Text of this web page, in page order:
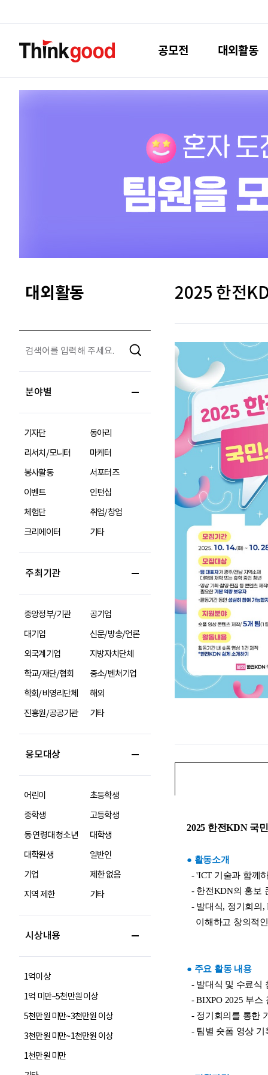
공모전 대외활동
대외활동
분야별
기자단
동아리
리서치/모니터
마케터
봉사활동
서포터즈
이벤트
인턴십
체험단
취업/창업
크리에이터
기타
주최기관
중앙정부/기관
공기업
대기업
신문/방송/언론
외국계기업
지방자치단체
학교/재단/협회
중소/벤처기업
학회/비영리단체
해외
진흥원/공공기관
기타
응모대상
어린이
초등학생
중학생
고등학생
동 연령대 청소년
대학생
대학원생
일반인
기업
제한 없음
지역 제한
기타
시상내용
1억이상
1억 미만~5천만원 이상
5천만원 미만~3천만원 이상
3천만원 미만~1천만원 이상
1천만원 미만
2025 한전